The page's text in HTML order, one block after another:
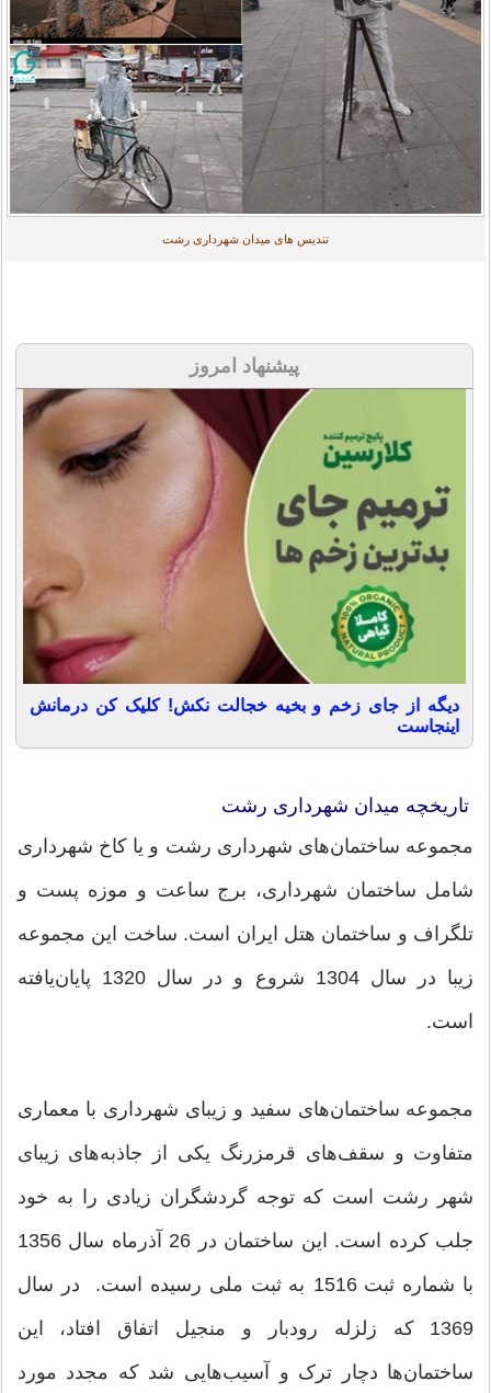
تندیس های میدان شهرداری رشت
پیشنهاد امروز
دیگه از جای زخم و بخیه خجالت نکش! کلیک کن درمانش
اینجاست
تاریخچه میدان شهرداری رشت
مجموعه ساختمان‌های شهرداری رشت و یا کاخ شهرداری
شامل ساختمان شهرداری، برج ساعت و موزه پست و
تلگراف و ساختمان هتل ایران است. ساخت این مجموعه
زیبا در سال 1304 شروع و در سال 1320 پایان‌یافته
است.
مجموعه ساختمان‌های سفید و زیبای شهرداری با معماری
متفاوت و سقف‌های قرمزرنگ یکی از جاذبه‌های زیبای
شهر رشت است که توجه گردشگران زیادی را به خود
جلب کرده است. این ساختمان در 26 آذرماه سال 1356
با شماره ثبت 1516 به ثبت ملی رسیده است. در سال
1369 که زلزله رودبار و منجیل اتفاق افتاد، این
ساختمان‌ها دچار ترک و آسیب‌هایی شد که مجدد مورد